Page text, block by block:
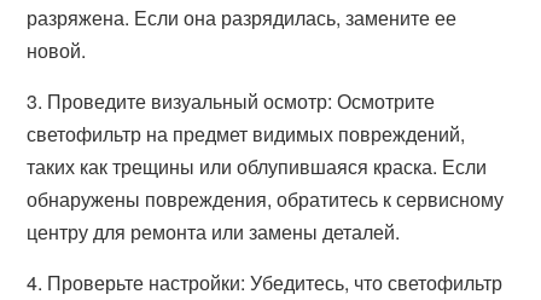
разряжена. Если она разрядилась, замените ее
новой.
3. Проведите визуальный осмотр: Осмотрите
светофильтр на предмет видимых повреждений,
таких как трещины или облупившаяся краска. Если
обнаружены повреждения, обратитесь к сервисному
центру для ремонта или замены деталей.
4. Проверьте настройки: Убедитесь, что светофильтр